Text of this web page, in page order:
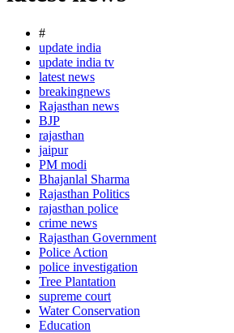
#
update india
update india tv
latest news
breakingnews
Rajasthan news
BJP
rajasthan
jaipur
PM modi
Bhajanlal Sharma
Rajasthan Politics
rajasthan police
crime news
Rajasthan Government
Police Action
police investigation
Tree Plantation
supreme court
Water Conservation
Education